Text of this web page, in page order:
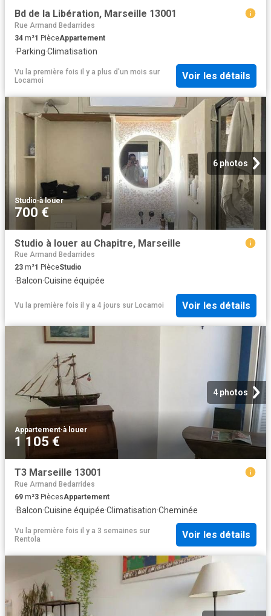
Bd de la Libération, Marseille 13001
Rue Armand Bedarrides
34 m²1 PièceAppartement
·Parking·Climatisation
Vu la première fois il y a plus d'un mois sur
Locamoi
Voir les détails
6 photos
Studio·à louer
700 €
Studio à louer au Chapitre, Marseille
Rue Armand Bedarrides
23 m²1 PièceStudio
·Balcon·Cuisine équipée
Vu la première fois il y a 4 jours sur Locamoi Voir les détails
4 photos
Appartement·à louer
1 105 €
T3 Marseille 13001
Rue Armand Bedarrides
69 m²3 PiècesAppartement
·Balcon·Cuisine équipée·Climatisation·Cheminée
Vu la première fois il y a 3 semaines sur
Rentola
Voir les détails